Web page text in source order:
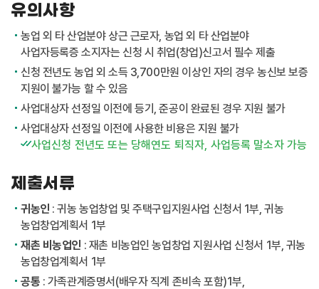
유의사항
농업 외 타 산업분야 상근 근로자, 농업 외 타 산업분야
사업자등록증 소지자는 신청 시 취업(창업)신고서 필수 제출
신청 전년도 농업 외 소득 3,700만원 이상인 자의 경우 농신보 보증
지원이 불가능 할 수 있음
사업대상자 선정일 이전에 등기, 준공이 완료된 경우 지원 불가
사업대상자 선정일 이전에 사용한 비용은 지원 불가
사업신청 전년도 또는 당해연도 퇴직자, 사업등록 말소자 가능
제출서류
귀농인 : 귀농 농업창업 및 주택구입지원사업 신청서 1부, 귀농
농업창업계획서 1부
재촌 비농업인 : 재촌 비농업인 농업창업 지원사업 신청서 1부, 귀농
농업창업계획서 1부
공통 : 가족관계증명서(배우자 직계 존비속 포함)1부,